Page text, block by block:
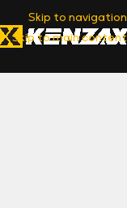
Skip to navigation
Skip to main content